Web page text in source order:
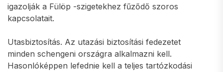
igazolják a Fülöp -szigetekhez fűződő szoros
kapcsolatait.
Utasbiztosítás. Az utazási biztosítási fedezetet
minden schengeni országra alkalmazni kell.
Hasonlóképpen lefednie kell a teljes tartózkodási